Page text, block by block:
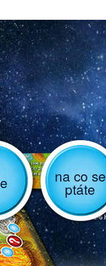
na co se
ptáte